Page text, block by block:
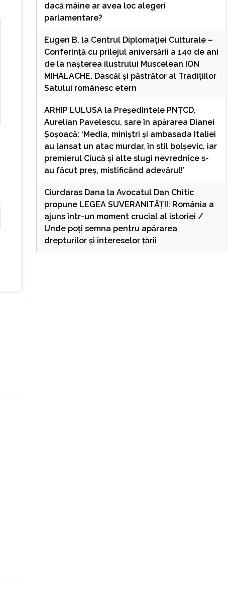
dacă mâine ar avea loc alegeri
parlamentare?
Eugen B. la Centrul Diplomației Culturale –
Conferință cu prilejul aniversării a 140 de ani
de la nașterea ilustrului Muscelean ION
MIHALACHE, Dascăl și păstrător al Tradițiilor
Satului românesc etern
ARHIP LULUSAla Președintele PNȚCD,
Aurelian Pavelescu, sare în apărarea Dianei
Șoșoacă: ‘Media, miniștri și ambasada Italiei
au lansat un atac murdar, în stil bolșevic, iar
premierul Ciucă și alte slugi nevrednice s-
au făcut preș, mistificând adevărul!’
Ciurdaras Dana la Avocatul Dan Chitic
propune LEGEA SUVERANITĂȚII: România a
ajuns într-un moment crucial al istoriei /
Unde poți semna pentru apărarea
drepturilor și intereselor țării